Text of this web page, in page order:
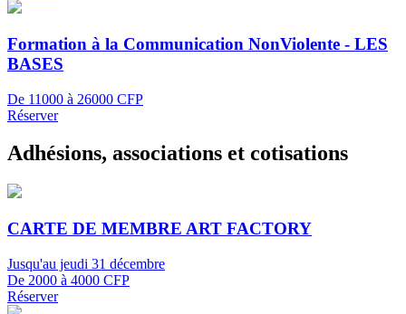
Formation à la Communication NonViolente - LES
BASES
De 11000 à 26000 CFP
Réserver
Adhésions, associations et cotisations
CARTE DE MEMBRE ART FACTORY
Jusqu'au jeudi 31 décembre
De 2000 à 4000 CFP
Réserver